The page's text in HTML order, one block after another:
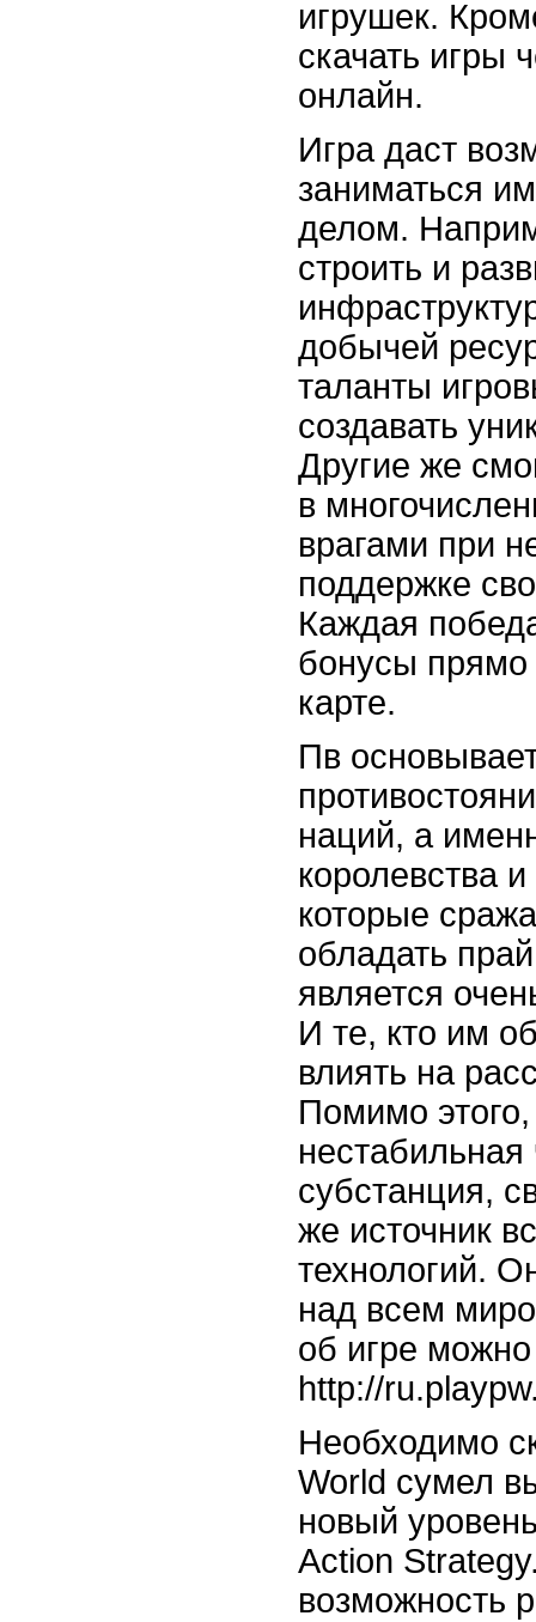
игрушек.
скачать игры
онлайн.
Игра даст
заниматься
делом.
строить и
добычей
таланты
создавать
Другие же
в
врагами при
поддержке
Каждая
бонусы прямо
карте.
Пв
наций, а
королевства
которые
обладать
является
И те, кто им
влиять на
Помимо
субстанция,
же источник
технологий.
над всем
об игре можно
http://
Необходимо
World сумел
новый
Action
возможность